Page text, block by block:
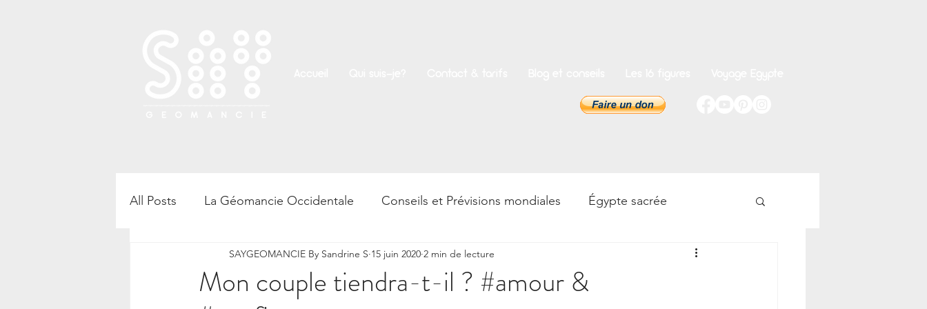
All Posts La Géomancie Occidentale Conseils et Prévisions mondiales Égypte sacrée
Rencontre, atelier et conférences Bien-être Psycho & Développement personnel
Mon couple tiendra-t-il ? #amour &
SAYGEOMANCIE By Sandrine S 15 juin 2020 2 min de lecture